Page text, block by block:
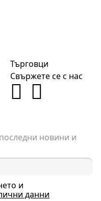
Търговци
Свържете се с нас
новини и
и
данни